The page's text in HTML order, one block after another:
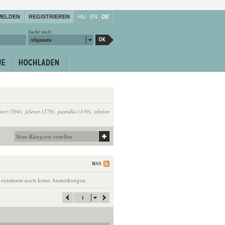
REGISTRIEREN HU EN DE
Suche nach:
Allgemein
(594), jelenet (176), paródia (339), telefon
RSS
noch keine Anmerkungen.
1